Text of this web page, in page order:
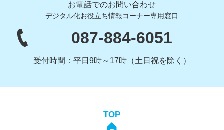
お電話でのお問い合わせ
デジタル化お役立ち情報コーナー専用窓口
087-884-6051
受付時間：平日9時～17時（土日祝を除く）
TOP